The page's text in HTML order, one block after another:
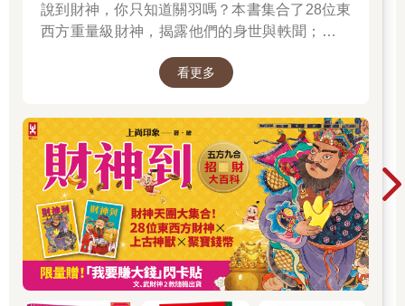
說到財神，你只知道關羽嗎？本書集合了28位東
西方重量級財神，揭露他們的身世與軼聞；也介
慧與正能量；從神話、文學、歷史到民間信仰，
看更多